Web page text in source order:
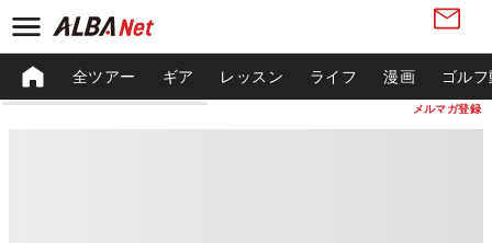
メルマガ登録
全ツアー ギア レッスン ライフ 漫画 ゴル